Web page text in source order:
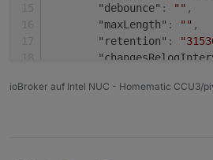
"debounce" : "" ,
"maxLength" : "" ,
"retention" :
"aliasId":
""
ioBroker auf Intel NUC - Homematic CCU3/